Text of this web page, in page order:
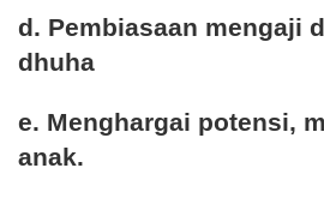
d. Pembiasaan mengaji
dhuha
e. Menghargai potensi,
anak.